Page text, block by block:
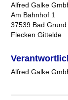
Alfred Galke
Am Bahnhof 1
37539 Bad Grund
Flecken Gittelde
Alfred Galke